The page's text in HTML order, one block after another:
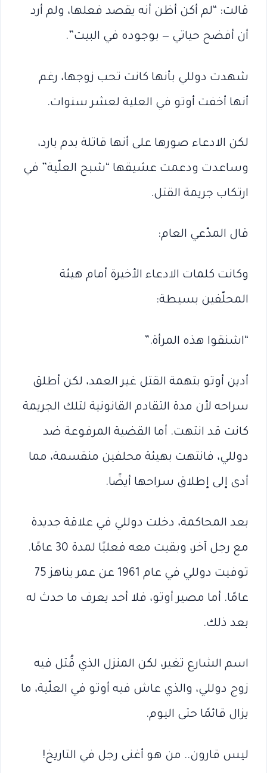
قالت: “لم أكن أظن أنه يقصد فعلها، ولم أرد
أن أفضح حياتي — بوجوده في البيت”.
شهدت دوللي بأنها كانت تحب زوجها، رغم
أنها أخفت أوتو في العلية لعشر سنوات.
لكن الادعاء صورها على أنها قاتلة بدم بارد،
وساعدت ودعمت عشيقها “شبح العلّية” في
ارتكاب جريمة القتل.
قال المدّعي العام:
وكانت كلمات الادعاء الأخيرة أمام هيئة
المحلّفين بسيطة:
“اشنقوا هذه المرأة.”
أدين أوتو بتهمة القتل غير العمد، لكن أطلق
سراحه لأن مدة التقادم القانونية لتلك الجريمة
كانت قد انتهت. أما القضية المرفوعة ضد
دوللي، فانتهت بهيئة محلفين منقسمة، مما
أدى إلى إطلاق سراحها أيضًا.
بعد المحاكمة، دخلت دوللي في علاقة جديدة
مع رجل آخر، وبقيت معه فعليًا لمدة 30 عامًا.
توفيت دوللي في عام 1961 عن عمر يناهز 75
عامًا. أما مصير أوتو، فلا أحد يعرف ما حدث له
بعد ذلك.
اسم الشارع تغير، لكن المنزل الذي قُتل فيه
زوج دوللي، والذي عاش فيه أوتو في العلّية، ما
يزال قائمًا حتى اليوم.
ليس قارون.. من هو أغنى رجل في التاريخ!